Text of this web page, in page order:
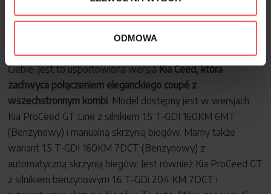
ODMOWA
jednym modelu!
Jeżeli marzysz o eleganckim aucie ze sportowym
charakterem, to Kia ProCeed jest odpowiednim modelem dla
Ciebie. Jest to usportowiona wersjaKia Ceed, która
zachwyca połączeniem eleganckiego coupé z
wszechstronnym kombi. Model dostępny jest w wersjach
Kia ProCeed GT Line z silnikiem 1.5 T-GDI 160KM 6MT
(Benzynowy) i manualną skrzynią biegów. Mamy także
wariant 1.5 T-GDI 160KM 7DCT (Benzynowy) z
automatyczną skrzynią biegów. Jest również Kia ProCeed GT
z silnikiem benzynowym 1.6 T-GDi 204 KM 7DCT i